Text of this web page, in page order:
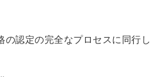
の認定の完全なプロセスに同行し